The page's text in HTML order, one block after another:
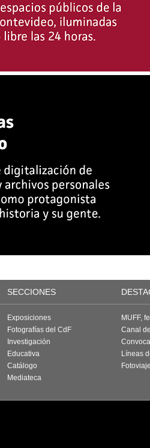
SECCIONES
Exposiciones
Fotografías del CdF
Investigación
Educativa
Catálogo
Mediateca
MUFF,
Canal
Líneas